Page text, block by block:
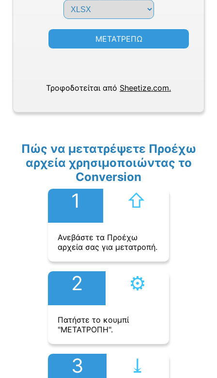
ΜΕΤΑΤΡΕΠΩ
Τροφοδοτείται από Sheetize.com.
Πώς να μετατρέψετε Προέχω
αρχεία χρησιμοποιώντας το
Conversion
1 ⇧︎
Ανεβάστε τα Προέχω
αρχεία σας για μετατροπή.
2 ⚙︎
Πατήστε το κουμπί
"ΜΕΤΑΤΡΟΠΗ".
3 ⤓︎